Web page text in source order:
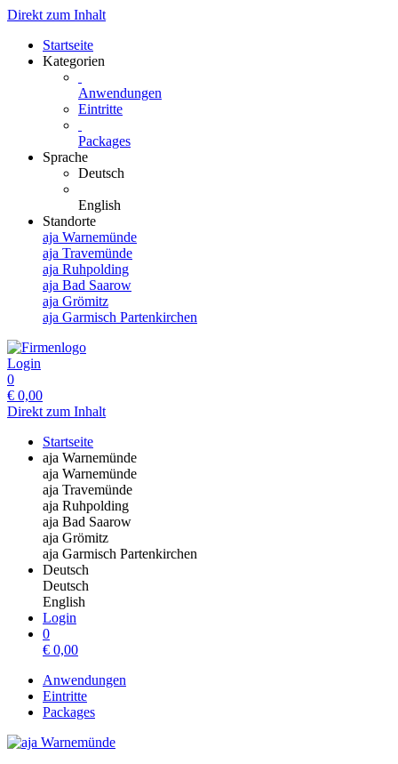
Direkt zum Inhalt
Startseite
Kategorien
Anwendungen
Eintritte
Packages
Sprache
Deutsch
English
Standorte
aja Warnemünde
aja Travemünde
aja Ruhpolding
aja Bad Saarow
aja Grömitz
aja Garmisch Partenkirchen
Login
0
€ 0,00
Direkt zum Inhalt
Startseite
aja Warnemünde
aja Warnemünde
aja Travemünde
aja Ruhpolding
aja Bad Saarow
aja Grömitz
aja Garmisch Partenkirchen
Deutsch
Deutsch
English
Login
0
€ 0,00
Anwendungen
Eintritte
Packages